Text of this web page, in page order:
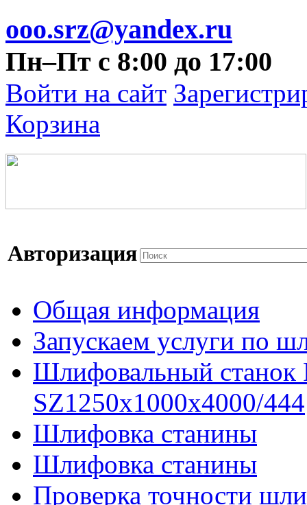
ooo.srz@yandex.ru
Пн–Пт с 8:00 до 17:00
Войти на сайт
Корзина
Авторизация
Общая информация
Запускаем услуги по
Шлифовальный
SZ1250x1000x4000/444
Шлифовка станины
Шлифовка станины
Проверка точности